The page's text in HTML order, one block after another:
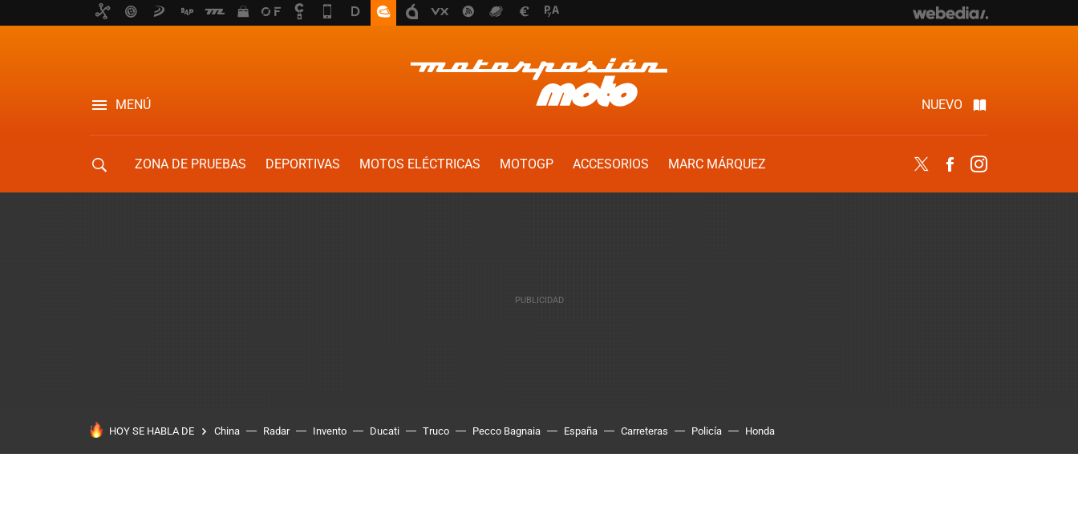
MENÚ NUEVO
ZONA DE PRUEBAS DEPORTIVAS MOTOS ELÉCTRICAS MOTOGP ACCESORIOS
MARC MÁRQUEZ
Twitter Facebook
HOY SE HABLA DE China Radar Invento Ducati Truco Pecco Bagnaia España Carreteras Policía Honda